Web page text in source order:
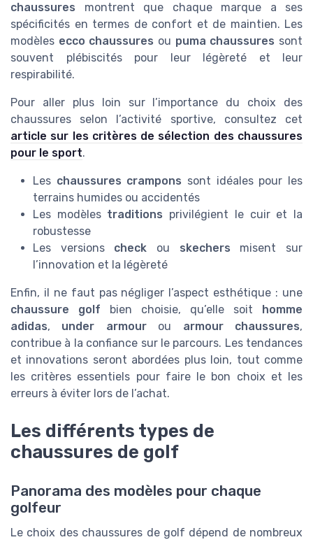
chaussures montrent que chaque marque a ses
spécificités en termes de confort et de maintien. Les
modèles ecco chaussures ou puma chaussures sont
souvent plébiscités pour leur légèreté et leur
respirabilité.
Pour aller plus loin sur l’importance du choix des
chaussures selon l’activité sportive, consultez cet
article sur les critères de sélection des chaussures
pour le sport.
Les chaussures crampons sont idéales pour les
terrains humides ou accidentés
Les modèles traditions privilégient le cuir et la
robustesse
Les versions check ou skechers misent sur
l’innovation et la légèreté
Enfin, il ne faut pas négliger l’aspect esthétique : une
chaussure golf bien choisie, qu’elle soit homme
adidas, under armourou armour chaussures,
contribue à la confiance sur le parcours. Les tendances
et innovations seront abordées plus loin, tout comme
les critères essentiels pour faire le bon choix et les
erreurs à éviter lors de l’achat.
Les différents types de
chaussures de golf
Panorama des modèles pour chaque
golfeur
Le choix des chaussures de golf dépend de nombreux